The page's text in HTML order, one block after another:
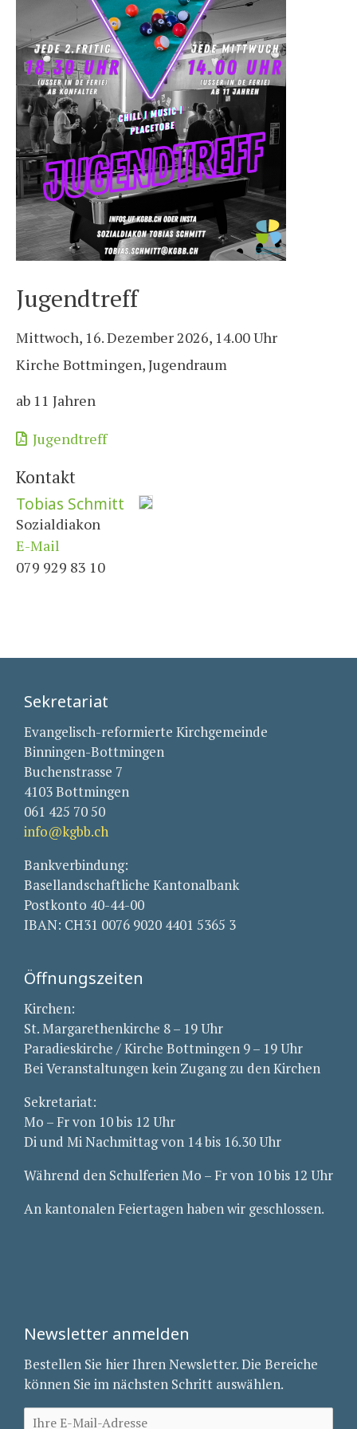
Jugendtreff
Mittwoch, 16. Dezember 2026, 14.00 Uhr
Kirche Bottmingen, Jugendraum
ab 11 Jahren
Jugendtreff
Kontakt
Tobias Schmitt
Sozialdiakon
E-Mail
079 929 83 10
Sekretariat
Evangelisch-reformierte Kirchgemeinde
Binningen-Bottmingen
Buchenstrasse 7
4103 Bottmingen
061 425 70 50
info@kgbb.ch
Bankverbindung:
Basellandschaftliche Kantonalbank
Postkonto 40-44-00
IBAN: CH31 0076 9020 4401 5365 3
Öffnungszeiten
Kirchen:
St. Margarethenkirche 8 – 19 Uhr
Paradieskirche / Kirche Bottmingen 9 – 19 Uhr
Bei Veranstaltungen kein Zugang zu den Kirchen
Sekretariat:
Mo – Fr von 10 bis 12 Uhr
Di und Mi Nachmittag von 14 bis 16.30 Uhr
Während den Schulferien Mo – Fr von 10 bis 12 Uhr
An kantonalen Feiertagen haben wir geschlossen.
Newsletter anmelden
Bestellen Sie hier Ihren Newsletter. Die Bereiche
können Sie im nächsten Schritt auswählen.